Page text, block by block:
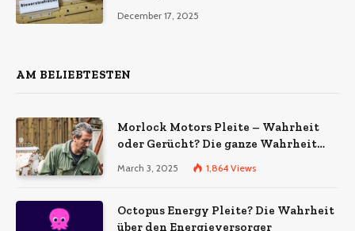
December 17, 2025
AM BELIEBTESTEN
Morlock Motors Pleite – Wahrheit
oder Gerücht? Die ganze Wahrheit
über das Unternehmen
March 3, 2025 1,864 Views
Octopus Energy Pleite? Die Wahrheit
über den Energieversorger